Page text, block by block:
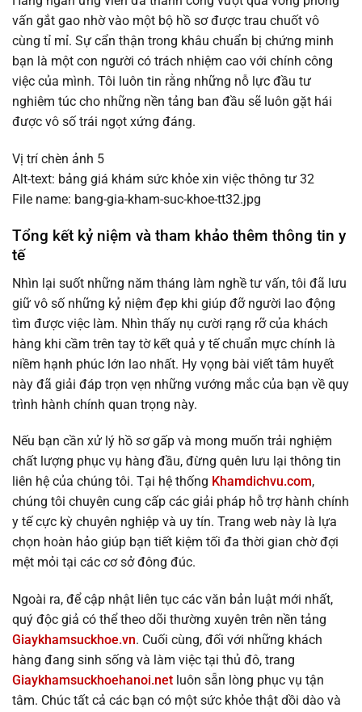
vấn gắt gao nhờ vào một bộ hồ sơ được trau chuốt vô
cùng tỉ mỉ. Sự cẩn thận trong khâu chuẩn bị chứng minh
bạn là một con người có trách nhiệm cao với chính công
việc của mình. Tôi luôn tin rằng những nỗ lực đầu tư
nghiêm túc cho những nền tảng ban đầu sẽ luôn gặt hái
được vô số trái ngọt xứng đáng.
Vị trí chèn ảnh 5
Alt-text: bảng giá khám sức khỏe xin việc thông tư 32
File name: bang-gia-kham-suc-khoe-tt32.jpg
Tổng kết kỷ niệm và tham khảo thêm thông tin y
tế
Nhìn lại suốt những năm tháng làm nghề tư vấn, tôi đã lưu
giữ vô số những kỷ niệm đẹp khi giúp đỡ người lao động
tìm được việc làm. Nhìn thấy nụ cười rạng rỡ của khách
hàng khi cầm trên tay tờ kết quả y tế chuẩn mực chính là
niềm hạnh phúc lớn lao nhất. Hy vọng bài viết tâm huyết
này đã giải đáp trọn vẹn những vướng mắc của bạn về quy
trình hành chính quan trọng này.
Nếu bạn cần xử lý hồ sơ gấp và mong muốn trải nghiệm
chất lượng phục vụ hàng đầu, đừng quên lưu lại thông tin
liên hệ của chúng tôi. Tại hệ thống Khamdichvu.com,
chúng tôi chuyên cung cấp các giải pháp hỗ trợ hành chính
y tế cực kỳ chuyên nghiệp và uy tín. Trang web này là lựa
chọn hoàn hảo giúp bạn tiết kiệm tối đa thời gian chờ đợi
mệt mỏi tại các cơ sở đông đúc.
Ngoài ra, để cập nhật liên tục các văn bản luật mới nhất,
quý độc giả có thể theo dõi thường xuyên trên nền tảng
Giaykhamsuckhoe.vn. Cuối cùng, đối với những khách
hàng đang sinh sống và làm việc tại thủ đô, trang
Giaykhamsuckhoehanoi.net luôn sẵn lòng phục vụ tận
tâm. Chúc tất cả các bạn có một sức khỏe thật dồi dào và